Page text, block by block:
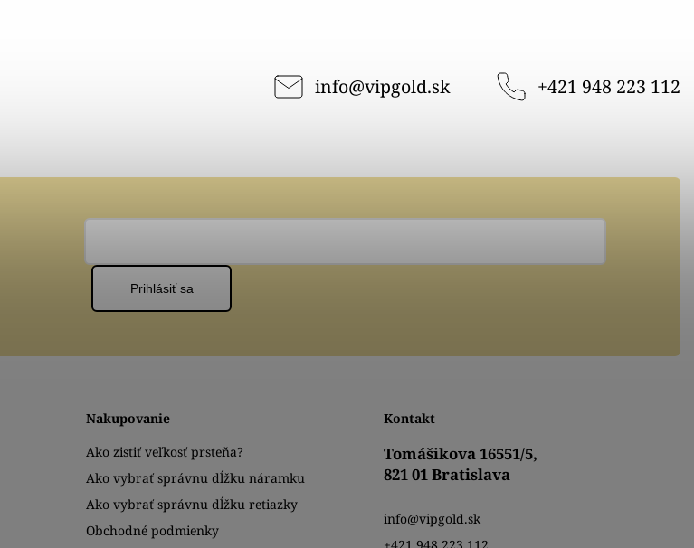
info@vipgold.sk +421 948 223 112
Nakupovanie
Ako zistiť veľkosť prsteňa?
Ako vybrať správnu dĺžku náramku
Ako vybrať správnu dĺžku retiazky
Obchodné podmienky
Kontakt
Tomášikova 16551/5,
821 01 Bratislava
info@vipgold.sk
Prihlásiť sa